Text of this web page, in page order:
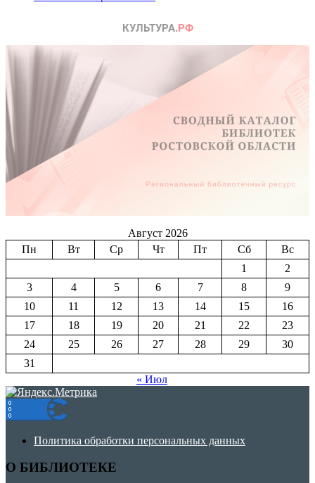
Август 2026
Пн
Вт Ср Чт Пт Сб
Вс
1
2
3
4 5 6 7 8
9
10
11 12 13 14 15
16
17
18 19 20 21 22
23
24
25 26 27 28 29
30
31
« Июл
Политика обработки персональных данных
О БИБЛИОТЕКЕ